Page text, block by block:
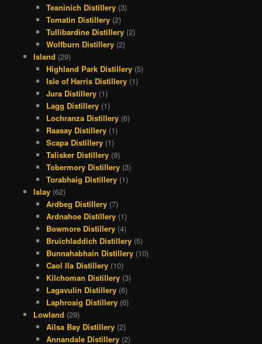
Teaninich Distillery (3)
Tomatin Distillery (2)
Tullibardine Distillery (2)
Wolfburn Distillery (2)
Island (29)
Highland Park Distillery (5)
Isle of Harris Distillery (1)
Jura Distillery (1)
Lagg Distillery (1)
Lochranza Distillery (6)
Raasay Distillery (1)
Scapa Distillery (1)
Talisker Distillery (9)
Tobermory Distillery (3)
Torabhaig Distillery (1)
Islay(62)
Ardbeg Distillery (7)
Ardnahoe Distillery (1)
Bowmore Distillery (4)
Bruichladdich Distillery (5)
Bunnahabhain Distillery (10)
Caol Ila Distillery (10)
Kilchoman Distillery (3)
Lagavulin Distillery (6)
Laphroaig Distillery (6)
Lowland (29)
Ailsa Bay Distillery (2)
Annandale Distillery (2)